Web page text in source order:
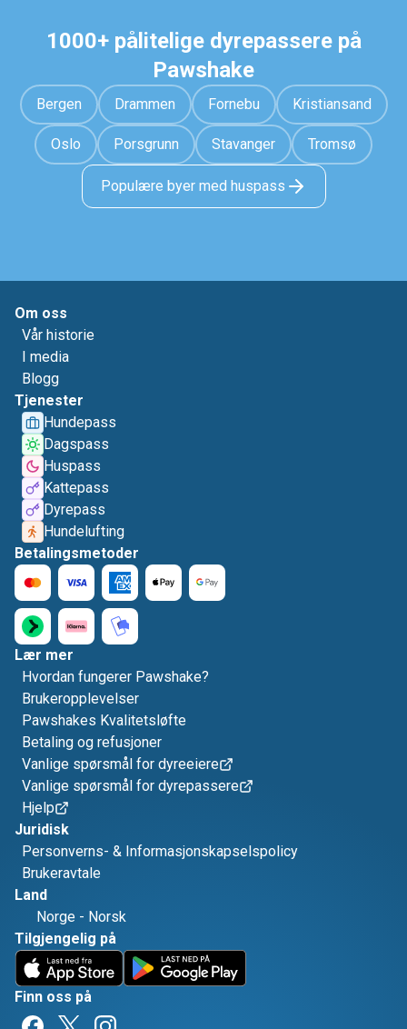
1000+ pålitelige dyrepassere på
Pawshake
Bergen Drammen Fornebu Kristiansand
Oslo Porsgrunn Stavanger Tromsø
Populære byer med huspass
Om oss
Vår historie
I media
Blogg
Tjenester
Hundepass
Dagspass
Huspass
Kattepass
Dyrepass
Hundelufting
Betalingsmetoder
Lær mer
Hvordan fungerer Pawshake?
Brukeropplevelser
Pawshakes Kvalitetsløfte
Betaling og refusjoner
Vanlige spørsmål for dyreeiere
Vanlige spørsmål for dyrepassere
Hjelp
Juridisk
Personverns- & Informasjonskapselspolicy
Brukeravtale
Land
Norge - Norsk
Tilgjengelig på
Finn oss på